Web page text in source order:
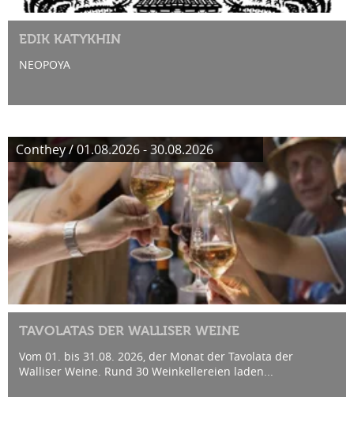
EDIK KATYKHIN
NEOPOYA
Conthey / 01.08.2026 - 30.08.2026
TAVOLATAS DER WALLISER WEINE
Vom 01. bis 31.08. 2026, der Monat der Tavolata der
Walliser Weine. Rund 30 Weinkellereien laden...